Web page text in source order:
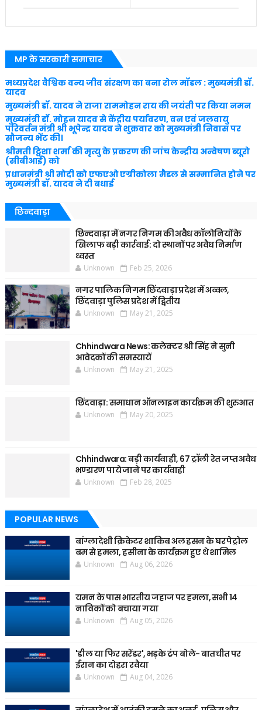
MP के सरकारी समाचार
मध्यप्रदेश वैश्विक वन्य जीव संरक्षण का बना रोल मॉडल : मुख्यमंत्री डॉ.
यादव
मुख्यमंत्री डॉ. यादव ने राजा राममोहन राय की जयंती पर किया नमन
मुख्यमंत्री डॉ. मोहन यादव से केंद्रीय पर्यावरण, वन एवं जलवायु
परिवर्तन मंत्री श्री भूपेन्द्र यादव ने शुक्रवार को मुख्यमंत्री निवास पर
सौजन्य भेंट की।
श्रीमती ट्विशा शर्मा की मृत्यु के प्रकरण की जांच केन्द्रीय अन्वेषण ब्यूरो
(सीबीआई) को
प्रधानमंत्री श्री मोदी को एफएओ एग्रीकोला मैडल से सम्मानित होने पर
मुख्यमंत्री डॉ. यादव ने दी बधाई
छिन्दवाड़ा
छिन्दवाड़ा में नगर निगम की अवैध कॉलोनियों के
खिलाफ बड़ी कार्रवाई: दो स्थानों पर अवैध निर्माण
ध्वस्त
Unknown Feb 25, 2026
नगर पालिक निगम छिंदवाड़ा प्रदेश में अव्वल,
छिंदवाड़ा पुलिस प्रदेश में द्वितीय
Unknown May 21, 2025
Chhindwara News: कलेक्टर श्री सिंह ने सुनी
आवेदकों की समस्यायें
Unknown May 21, 2025
छिंदवाड़ा: समाधान ऑनलाइन कार्यक्रम की शुरुआत
Unknown May 20, 2025
Chhindwara: बड़ी कार्यवाही, 67 ट्रॉली रेत जप्त अवैध
भण्डारण पाये जाने पर कार्यवाही
Unknown Feb 28, 2025
POPULAR NEWS
बांग्लादेशी क्रिकेटर शाकिब अल हसन के घर पेट्रोल
बम से हमला, हसीना के कार्यक्रम हुए थे शामिल
Unknown Aug 06, 2026
यमन के पास भारतीय जहाज पर हमला, सभी 14
नाविकों को बचाया गया
Unknown Aug 05, 2026
'डील या फिर सरेंडर', भड़के ट्रंप बोले- बातचीत पर
ईरान का दोहरा रवैया
Unknown Aug 04, 2026